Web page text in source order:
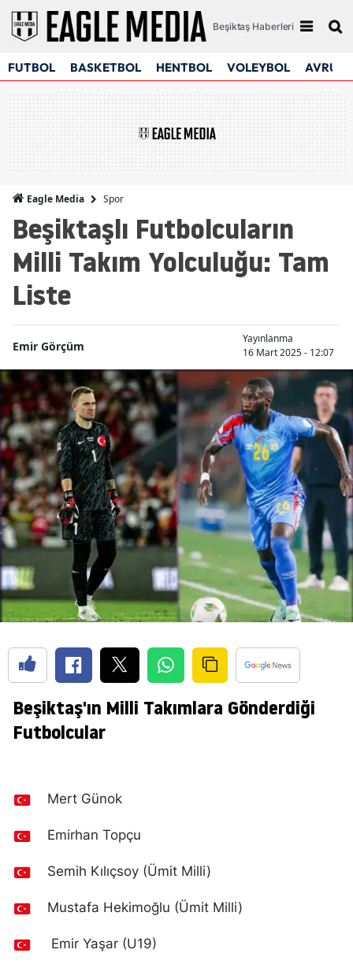
Beşiktaş Haberleri
FUTBOL BASKETBOL HENTBOL VOLEYBOL
Eagle Media Spor
Beşiktaşlı Futbolcuların
Milli Takım Yolculuğu: Tam
Liste
Emir Görçüm
Yayınlanma
16 Mart 2025 - 12:07
Beşiktaş'ın Milli Takımlara Gönderdiği
Futbolcular
Mert Günok
Emirhan Topçu
Semih Kılıçsoy (Ümit Milli)
Mustafa Hekimoğlu (Ümit Milli)
Emir Yaşar (U19)